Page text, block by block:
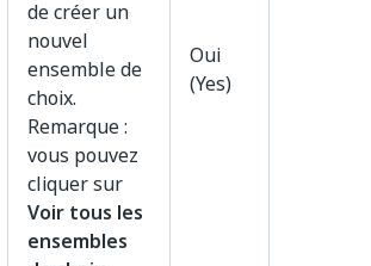
de créer un
nouvel
ensemble de
choix.
Remarque :
vous pouvez
cliquer sur
Voir tous les
ensembles
Oui
(Yes)